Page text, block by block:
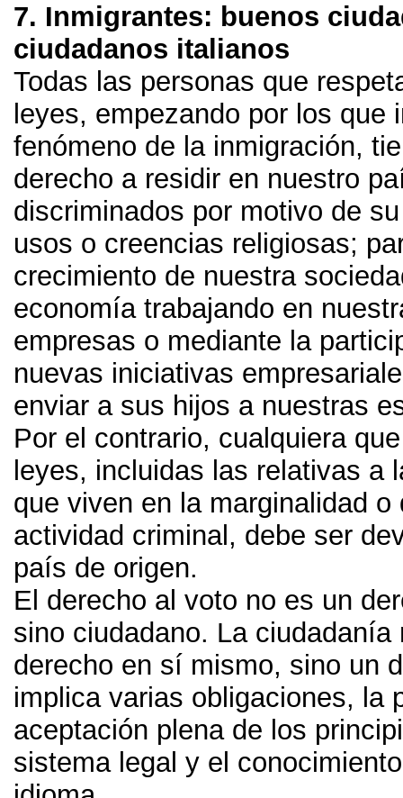
7. Inmigrantes: buenos
ciudadanos italianos
Todas las personas que
leyes, empezando por los que
fenómeno de la inmigración,
derecho a residir en nuestro
discriminados por motivo de
usos o creencias religiosas;
crecimiento de nuestra
economía trabajando en
empresas o mediante la
nuevas iniciativas
enviar a sus hijos a nuestras
Por el contrario, cualquiera
leyes, incluidas las relativas a
que viven en la marginalidad o
actividad criminal , debe ser
país de origen.
El derecho al voto no es un
sino ciudadano. La ciudadanía
derecho en sí mismo, sino un
implica varias obligaciones, la
aceptación plena de los
sistema legal y el